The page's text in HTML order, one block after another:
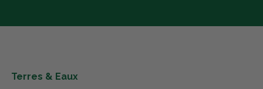
Terres & Eaux